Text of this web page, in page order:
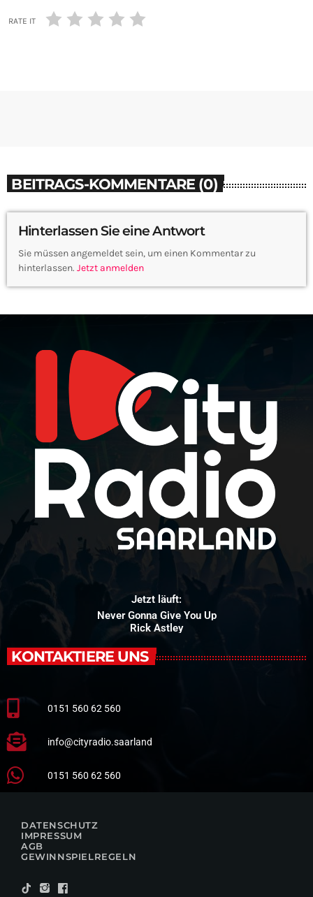
RATE IT
BEITRAGS-KOMMENTARE (0)
Hinterlassen Sie eine Antwort
Sie müssen angemeldet sein, um einen Kommentar zu
hinterlassen. Jetzt anmelden
Jetzt läuft:
Never Gonna Give You Up
Rick Astley
KONTAKTIERE UNS
0151 560 62 560
info@cityradio.saarland
0151 560 62 560
DATENSCHUTZ
IMPRESSUM
AGB
GEWINNSPIELREGELN